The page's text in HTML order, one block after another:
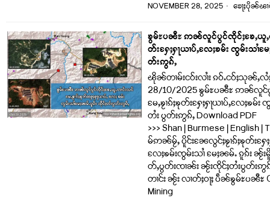
NOVEMBER 28, 2025 ၶေႃႈပိုၼ်ၽၢ
ၶွမ်ႊပၼီႊ ဢၼ်လူင်ပွင်ၸိုင်ႈၶႄႇယူႇတ
တ်းႁႄႈႁႃယၢပ်ႇလႄႈၶမ်း ၸွမ်းသၢႆမ
တ်းဢွၵ်ႇ
ၽိုၼ်တၢမ်းငဝ်းလၢႆး ၵဝ်ႉငဝ်ႈသုၼ်ႇ
28/10/2025 ၶွမ်ႊပၼီႊ ဢၼ်လူင်
မႄႇၶႂၢၵ်ႈၶုတ်းႁႄႈႁႃယၢပ်ႇလႄႈၶမ်
တႆး ပွတ်းဢွၵ်ႇ Download PDF
>>> Shan | Burmese | English |
မ်ဢၼ်မႂ်ႇ ပိူင်းၼႄလွင်ႈၶႂၢၵ်ႈၶုတ်းႁႄႈ
လႄႈၶမ်းၸွမ်းသၢႆ မႄႈၼမ်ႉ ၵူၵ်း ၼႂ်
တ်ႇပွတ်းၸၢၼ်း ၼႂ်းၸိုင်ႈတႆးပွတ်းဢွၵ်
တၢင်း ၼႂ်း လၢတ်ႈဝႃႈ ပဵၼ်ၶွမ်ႊပၼီႊ
Mining